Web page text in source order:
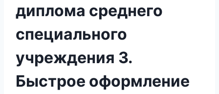
диплома среднего
специального
учреждения 3.
Быстрое оформление